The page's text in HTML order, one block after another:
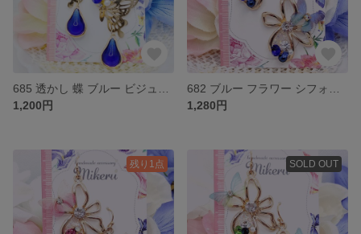
1,200円
1,280円
残り1点 SOLD OUT